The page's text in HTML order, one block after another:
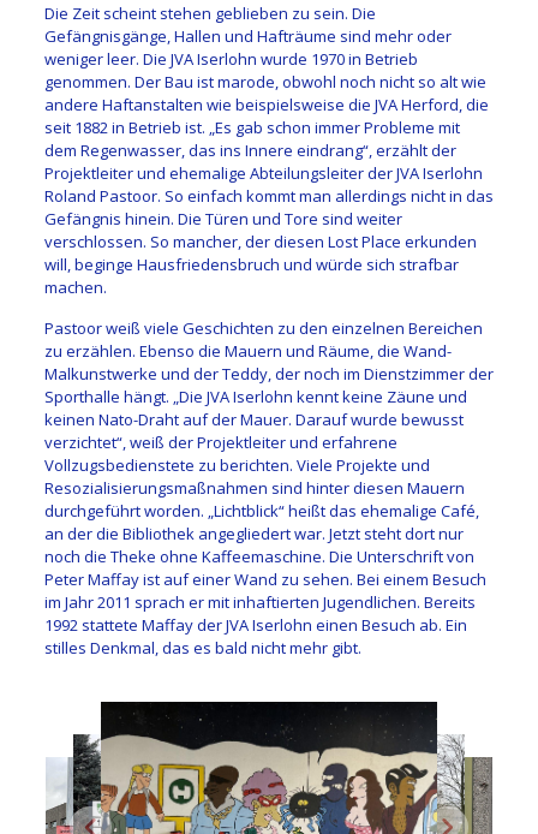
Die Zeit scheint stehen geblieben zu sein. Die
Gefängnisgänge, Hallen und Hafträume sind mehr oder
weniger leer. Die JVA Iserlohn wurde 1970 in Betrieb
genommen. Der Bau ist marode, obwohl noch nicht so alt wie
andere Haftanstalten wie beispielsweise die JVA Herford, die
seit 1882 in Betrieb ist. „Es gab schon immer Probleme mit
dem Regenwasser, das ins Innere eindrang“, erzählt der
Projektleiter und ehemalige Abteilungsleiter der JVA Iserlohn
Roland Pastoor. So einfach kommt man allerdings nicht in das
Gefängnis hinein. Die Türen und Tore sind weiter
verschlossen. So mancher, der diesen Lost Place erkunden
will, beginge Hausfriedensbruch und würde sich strafbar
machen.
Pastoor weiß viele Geschichten zu den einzelnen Bereichen
zu erzählen. Ebenso die Mauern und Räume, die Wand-
Malkunstwerke und der Teddy, der noch im Dienstzimmer der
Sporthalle hängt. „Die JVA Iserlohn kennt keine Zäune und
keinen Nato-Draht auf der Mauer. Darauf wurde bewusst
verzichtet“, weiß der Projektleiter und erfahrene
Vollzugsbedienstete zu berichten. Viele Projekte und
Resozialisierungsmaßnahmen sind hinter diesen Mauern
durchgeführt worden. „Lichtblick“ heißt das ehemalige Café,
an der die Bibliothek angegliedert war. Jetzt steht dort nur
noch die Theke ohne Kaffeemaschine. Die Unterschrift von
Peter Maffay ist auf einer Wand zu sehen. Bei einem Besuch
im Jahr 2011 sprach er mit inhaftierten Jugendlichen. Bereits
1992 stattete Maffay der JVA Iserlohn einen Besuch ab. Ein
stilles Denkmal, das es bald nicht mehr gibt.